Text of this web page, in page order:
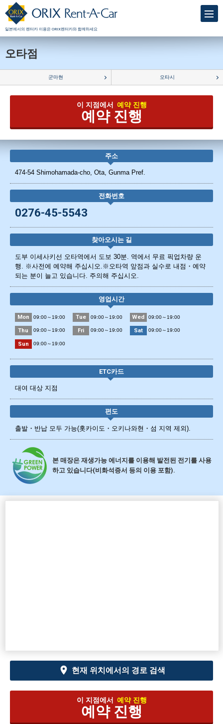
일본에서의 렌터카 이용은 ORIX렌터카와 함께하세요
오타점
군마현 오타시
이 지점에서 예약 진행
예약 진행
주소
474-54 Shimohamada-cho, Ota, Gunma Pref.
전화번호
0276-45-5543
찾아오시는 길
도부 이세사키선 오타역에서 도보 30분. 역에서 무료 픽업차량 운
행. ※사전에 예약해 주십시오.※오타역 앞점과 실수로 내점・예약
되는 분이 늘고 있습니다. 주의해 주십시오.
영업시간
Mon 09:00～19:00 Tue 09:00～19:00 Wed 09:00～19:00
Thu 09:00～19:00 Fri 09:00～19:00 Sat 09:00～19:00
Sun 09:00～19:00
ETC카드
대여 대상 지점
편도
출발・반납 모두 가능(홋카이도・오키나와현・섬 지역 제외).
본 매장은 재생가능 에너지를 이용해 발전된 전기를 사용
하고 있습니다(비화석증서 등의 이용 포함).
현재 위치에서의 경로 검색
이 지점에서 예약 진행
예약 진행